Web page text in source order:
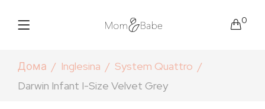
0
Дома Inglesina
System Quattro
Darwin Infant I-Size Velvet Grey